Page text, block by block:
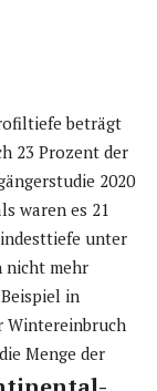
beträgt
23 Prozent der
2020
waren es 21
unter
nicht mehr
in
Wintereinbruch
Menge der